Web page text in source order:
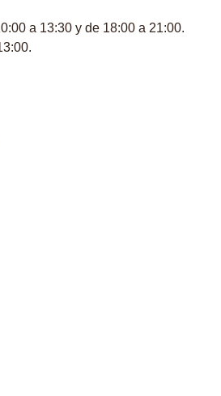
a 13:30 y de 18:00 a 21:00.